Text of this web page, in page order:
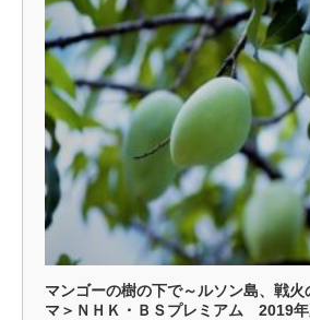
マンゴーの樹の下で～ルソン島、戦火
マ＞ＮＨＫ・ＢＳプレミアム 2019